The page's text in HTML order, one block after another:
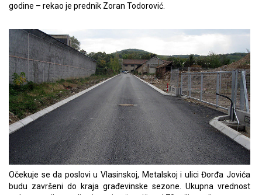
godine – rekao je prednik Zoran Todorović.
Očekuje se da poslovi u Vlasinskoj, Metalskoj i ulici Đorđa Jovića
budu završeni do kraja građevinske sezone. Ukupna vrednost